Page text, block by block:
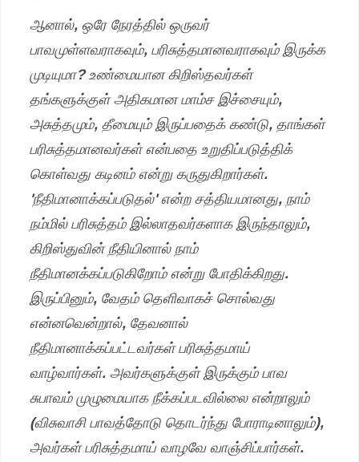
ஆனால், ஒரே நேரத்தில் ஒருவர்
பாவமுள்ளவராகவும், பரிசுத்தமானவராகவும் இருக்க
முடியுமா? உண்மையான கிறிஸ்தவர்கள்
தங்களுக்குள் அதிகமான மாம்ச இச்சையும்,
அசுத்தமும், தீமையும் இருப்பதைக் கண்டு, தாங்கள்
பரிசுத்தமானவர்கள் என்பதை உறுதிப்படுத்திக்
கொள்வது கடினம் என்று கருதுகிறார்கள்.
'நீதிமானாக்கப்படுதல்' என்ற சத்தியமானது, நாம்
நம்மில் பரிசுத்தம் இல்லாதவர்களாக இருந்தாலும்,
கிறிஸ்துவின் நீதியினால் நாம்
நீதிமானக்கப்படுகிறோம் என்று போதிக்கிறது.
இருப்பினும், வேதம் தெளிவாகச் சொல்வது
என்னவென்றால், தேவனால்
நீதிமானாக்கப்பட்டவர்கள் பரிசுத்தமாய்
வாழ்வார்கள். அவர்களுக்குள் இருக்கும் பாவ
சுபாவம் முழுமையாக நீக்கப்படவில்லை என்றாலும்
(விசுவாசி பாவத்தோடு தொடர்ந்து போராடினாலும்),
அவர்கள் பரிசுத்தமாய் வாழவே வாஞ்சிப்பார்கள்.